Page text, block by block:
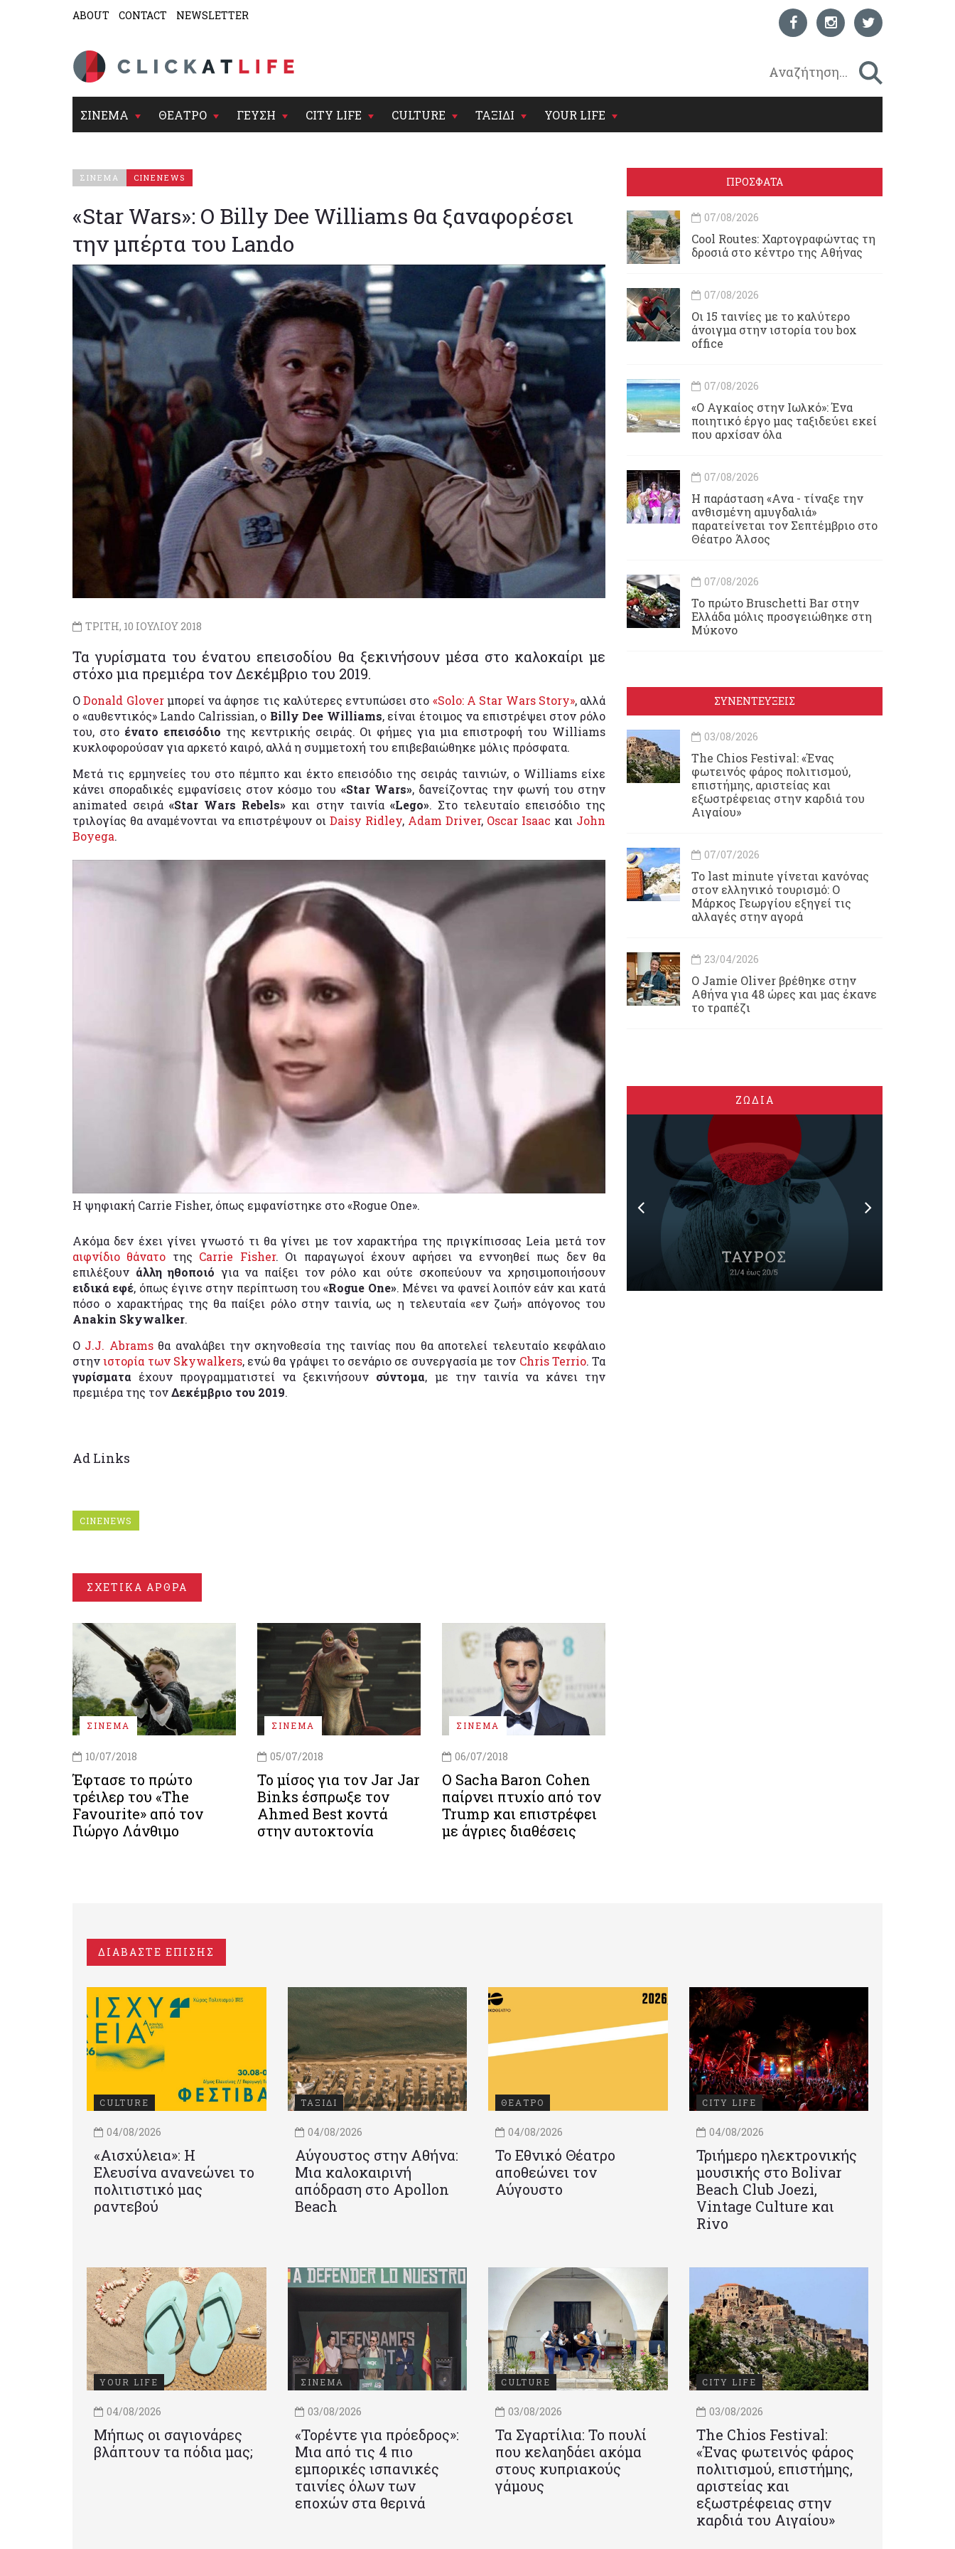
ABOUT CONTACT NEWSLETTER
ΣΙΝΕΜΑ ΘΕΑΤΡΟ ΓΕΥΣΗ CITY LIFE CULTURE ΤΑΞΙΔΙ YOUR LIFE
ΣΙΝΕΜΑ CINENEWS
«Star Wars»: Ο Billy Dee Williams θα ξαναφορέσει
την μπέρτα του Lando
ΤΡΙΤΗ, 10 ΙΟΥΛΙΟΥ 2018
Τα γυρίσματα του ένατου επεισοδίου θα ξεκινήσουν μέσα στο καλοκαίρι με
στόχο μια πρεμιέρα τον Δεκέμβριο του 2019.
ΟDonald Gloverμπορεί να άφησε τις καλύτερες εντυπώσει στο «Solo: A Star Wars Story», αλλά
ο «αυθεντικός» Lando Calrissian, ο Billy Dee Williams, είναι έτοιμος να επιστρέψει στον ρόλο
του, στο ένατο επεισόδιο της κεντρικής σειράς. Οι φήμες για μια επιστροφή του Williams
κυκλοφορούσαν για αρκετό καιρό, αλλά η συμμετοχή του επιβεβαιώθηκε μόλις πρόσφατα.
Μετά τις ερμηνείες του στο πέμπτο και έκτο επεισόδιο της σειράς ταινιών, ο Williams είχε
κάνει σποραδικές εμφανίσεις στον κόσμο του «Star Wars», δανείζοντας την φωνή του στην
animated σειρά«Star Wars Rebels» και στην ταινία «Lego». Στο τελευταίο επεισόδιο της
τριλογίας θα αναμένονται να επιστρέψουν οι Daisy Ridley, Adam Driver, Oscar Isaac και John
Boyega.
Η ψηφιακή Carrie Fisher, όπως εμφανίστηκε στο «Rogue One».
Ακόμα δεν έχει γίνει γνωστό τι θα γίνει με τον χαρακτήρα της πριγκίπισσας Leia μετά τον
αιφνίδιο θάνατο της Carrie Fisher. Οι παραγωγοί έχουν αφήσει να εννοηθεί πως δεν θα
επιλέξουν άλλη ηθοποιό για να παίξει τον ρόλο και ούτε σκοπεύουν να χρησιμοποιήσουν
ειδικά εφέ, όπως έγινε στην περίπτωση του«Rogue One». Μένει να φανεί λοιπόν εάν και κατά
πόσο ο χαρακτήρας της θα παίξει ρόλο στην ταινία, ως η τελευταία «εν ζωή» απόγονος του
Anakin Skywalker.
Ο J.J. Abramsθα αναλάβει την σκηνοθεσία της ταινίας που θα αποτελεί τελευταίο κεφάλαιο
στηνιστορία των Skywalkers, ενώ θα γράψει το σενάριο σε συνεργασία με τον Chris Terrio. Τα
γυρίσματα έχουν προγραμματιστεί να ξεκινήσουν σύντομα, με την ταινία να κάνει την
πρεμιέρα της τονΔεκέμβριο του 2019.
Ad Links
CINENEWS
ΣΧΕΤΙΚΑ ΑΡΘΡΑ
ΣΙΝΕΜΑ
10/07/2018
Έφτασε το πρώτο
τρέιλερ του «The
Favourite» από τον
Γιώργο Λάνθιμο
ΣΙΝΕΜΑ
05/07/2018
Το μίσος για τον Jar Jar
Binks έσπρωξε τον
Ahmed Best κοντά
στην αυτοκτονία
ΣΙΝΕΜΑ
06/07/2018
Ο Sacha Baron Cohen
παίρνει πτυχίο από τον
Trump και επιστρέφει
με άγριες διαθέσεις
ΠΡΟΣΦΑΤΑ
07/08/2026
Cool Routes: Χαρτογραφώντας τη
δροσιά στο κέντρο της Αθήνας
07/08/2026
Οι 15 ταινίες με το καλύτερο
άνοιγμα στην ιστορία του box
office
07/08/2026
«Ο Αγκαίος στην Ιωλκό»: Ένα
ποιητικό έργο μας ταξιδεύει εκεί
που αρχίσαν όλα
07/08/2026
Η παράσταση «Ανα - τίναξε την
ανθισμένη αμυγδαλιά»
παρατείνεται τον Σεπτέμβριο στο
Θέατρο Άλσος
07/08/2026
Το πρώτο Bruschetti Bar στην
Ελλάδα μόλις προσγειώθηκε στη
Μύκονο
ΣΥΝΕΝΤΕΥΞΕΙΣ
03/08/2026
Τhe Chios Festival: «Ένας
φωτεινός φάρος πολιτισμού,
επιστήμης, αριστείας και
εξωστρέφειας στην καρδιά του
Αιγαίου»
07/07/2026
Το last minute γίνεται κανόνας
στον ελληνικό τουρισμό: Ο
Μάρκος Γεωργίου εξηγεί τις
αλλαγές στην αγορά
23/04/2026
Ο Jamie Oliver βρέθηκε στην
Αθήνα για 48 ώρες και μας έκανε
το τραπέζι
ΖΩΔΙΑ
ΔΙΑΒΑΣΤΕ ΕΠΙΣΗΣ
CULTURE
04/08/2026
«Αισχύλεια»: Η
Ελευσίνα ανανεώνει το
πολιτιστικό μας
ραντεβού
ΤΑΞΙΔΙ
04/08/2026
Αύγουστος στην Αθήνα:
Μια καλοκαιρινή
απόδραση στο Apollon
Beach
ΘΕΑΤΡΟ
04/08/2026
Το Εθνικό Θέατρο
αποθεώνει τον
Αύγουστο
CITY LIFE
04/08/2026
Τριήμερο ηλεκτρονικής
μουσικής στο Bolivar
Beach Club Joezi,
Vintage Culture και
Rivo
YOUR LIFE
04/08/2026
Μήπως οι σαγιονάρες
βλάπτουν τα πόδια μας;
ΣΙΝΕΜΑ
03/08/2026
«Τορέντε για πρόεδρος»:
Mια από τις 4 πιο
εμπορικές ισπανικές
ταινίες όλων των
εποχών στα θερινά
CULTURE
03/08/2026
Τα Σγαρτίλια: Το πουλί
που κελαηδάει ακόμα
στους κυπριακούς
γάμους
CITY LIFE
03/08/2026
Τhe Chios Festival:
«Ένας φωτεινός φάρος
πολιτισμού, επιστήμης,
αριστείας και
εξωστρέφειας στην
καρδιά του Αιγαίου»